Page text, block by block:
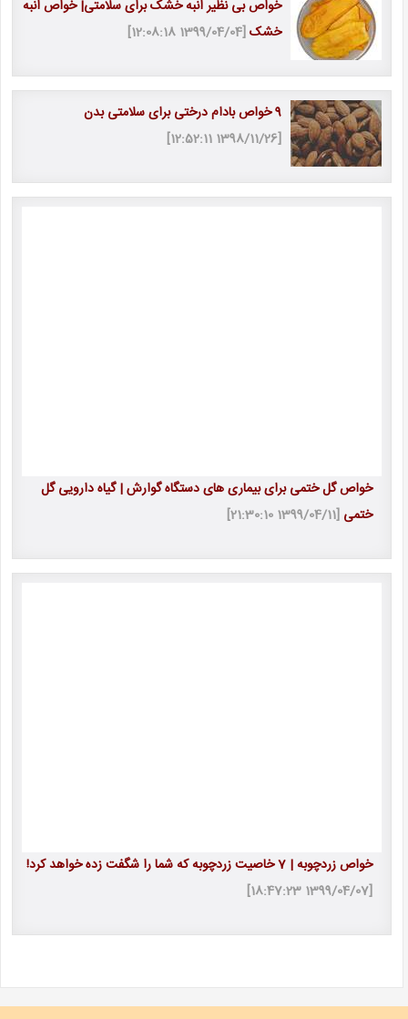
خواص بی نظیر انبه خشک برای سلامتی| خواص انبه
خشک[1399/04/04 12:08:18]
9 خواص بادام درختی برای سلامتی بدن
[1398/11/26 12:52:11]
خواص گل ختمی برای بیماری های دستگاه گوارش | گیاه دارویی گل
ختمی [1399/04/11 21:30:10]
خواص زردچوبه | 7 خاصیت زردچوبه که شما را شگفت زده خواهد کرد!
[1399/04/07 18:47:23]